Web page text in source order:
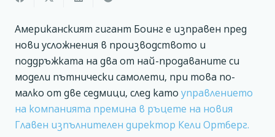
Американският гигант Боинг е изправен пред
нови усложнения в производството и
поддръжката на два от най-продаваните си
модели пътнически самолети, при това по-
малко от две седмици, след като управлението
на компанията премина в ръцете на новия
Главен изпълнителен директор Кели Ортберг.